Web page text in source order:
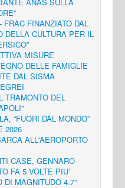
FINANZIATO DAL
DELLA CULTURA PER IL
MISURE
DELLE FAMIGLIE
DAL SISMA
TRAMONTO DEL
“FUORI DAL MONDO”
2026
ALL'AEROPORTO
CASE, GENNARO
FA 5 VOLTE PIU’
DI MAGNITUDO 4.7”